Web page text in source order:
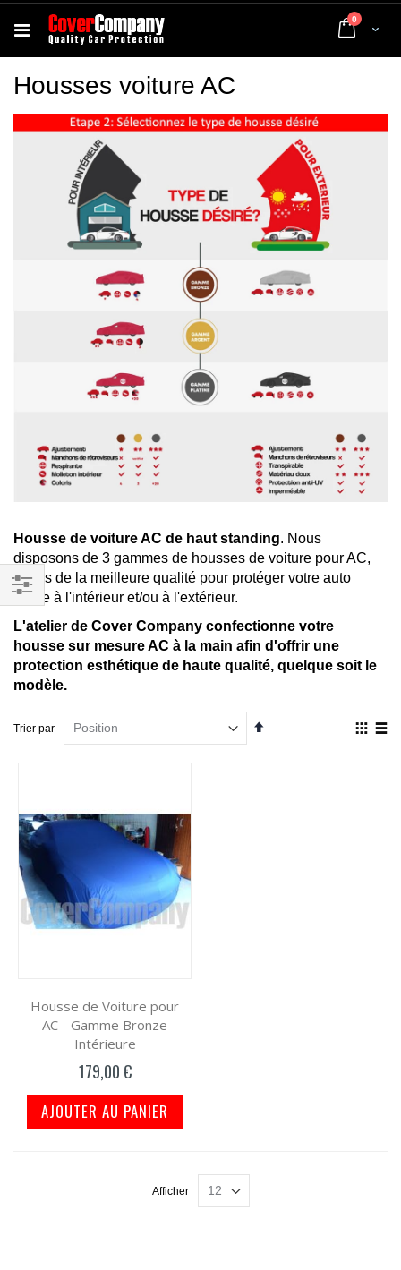
Cart
0 articles
Housses voiture AC
Housse de voiture AC de haut standing. Nous
disposons de 3 gammes de housses de voiture pour AC,
toutes de la meilleure qualité pour protéger votre auto
garée à l'intérieur et/ou à l'extérieur.
L'atelier de Cover Company confectionne votre
housse sur mesure AC à la main afin d'offrir une
protection esthétique de haute qualité, quelque soit le
modèle.
Trier par
en
Housse de Voiture pour
AC - Gamme Bronze
Intérieure
179,00 €
AJOUTER AU PANIER
Afficher
Filtrer
par